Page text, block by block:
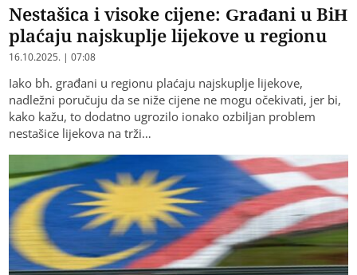
Nestašica i visoke cijene: Građani u BiH
plaćaju najskuplje lijekove u regionu
16.10.2025. | 07:08
Iako bh. građani u regionu plaćaju najskuplje lijekove,
nadležni poručuju da se niže cijene ne mogu očekivati, jer bi,
kako kažu, to dodatno ugrozilo ionako ozbiljan problem
nestašice lijekova na trži…